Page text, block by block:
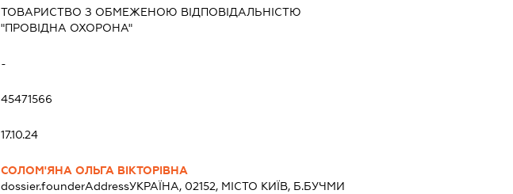
ТОВАРИСТВО З ОБМЕЖЕНОЮ ВІДПОВІДАЛЬНІСТЮ
"ПРОВІДНА ОХОРОНА"
-
45471566
17.10.24
СОЛОМ'ЯНА ОЛЬГА ВІКТОРІВНА
dossier.founderAddressУКРАЇНА, 02152, МІСТО КИЇВ, Б.БУЧМИ